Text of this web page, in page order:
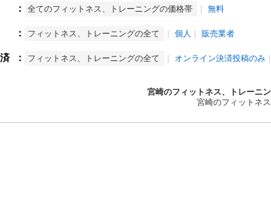
： 全てのフィットネス、トレーニングの価格帯 無料
： フィットネス、トレーニングの全て 個人 販売業者
： フィットネス、トレーニングの全て オンライン決済投稿のみ
宮崎のフィットネス、トレーニ
宮崎のフィットネ